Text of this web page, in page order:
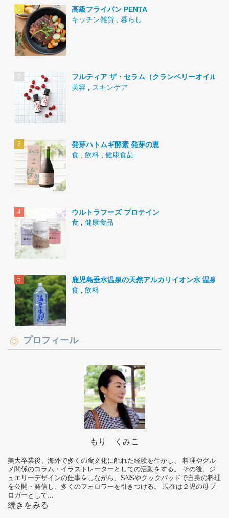
高級フライパン PENTA
キッチン雑貨
暮らし
フルティア ザ・セラム（クランベリーオイル）
美容
スキンケア
発芽ハトムギ酵素 発芽の恵
食
飲料 健康食品
ウルトラフーズ プロテイン
食
健康食品
鹿児島垂水温泉の天然アルカリイオン水 温泉水
食
飲料
プロフィール
もり くみこ
美大卒業後、海外で多くの食文化に触れた経験を生かし、 料理やグル
メ関係のコラム・イラストレーターとしての活動をする。 その後、ジ
ュエリーデザインの仕事をしながら、SNSやクックパッドで自身の料理
を公開・発信し、多くのフォロワーを引きつける。 現在は２児の母ブ
ロガーとして...
続きをみる